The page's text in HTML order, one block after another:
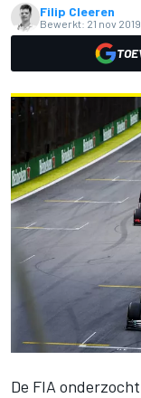
Filip Cleeren
Bewerkt: 21 nov
De FIA